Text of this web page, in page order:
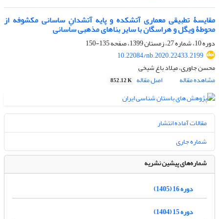
مقایسۀ تطبیقی معماری آتشکده و پایه آتشدانِ ساسانی مکشوفه از
محوطۀ ویگل و هراسگان با سایر بناهای مذهبی ساسانی
دوره 10، شماره 27، زمستان 1399، صفحه
135-150
10.22084/nb.2020.22433.2199
محسن جاوری، میلاد باغ شیخی
مشاهده مقاله
اصل مقاله 852.12 K
مقالات آماده انتشار
شماره جاری
شماره‌های پیشین نشریه
دوره 16 (1405)
دوره 15 (1404)